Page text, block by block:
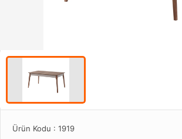
Ürün Kodu : 1919